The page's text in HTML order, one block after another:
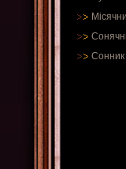
Сонник